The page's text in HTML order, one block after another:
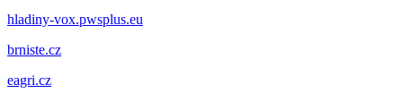
hladiny-vox.pwsplus.eu
brniste.cz
eagri.cz